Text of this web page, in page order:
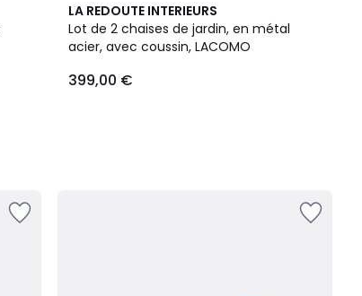
LA REDOUTE INTERIEURS
Lot de 2 chaises de jardin, en métal
acier, avec coussin, LACOMO
399,00 €